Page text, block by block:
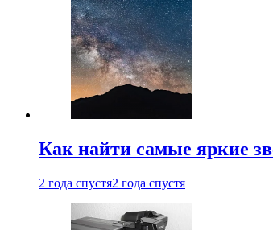
Как найти самые яркие
2 года спустя2 года спустя